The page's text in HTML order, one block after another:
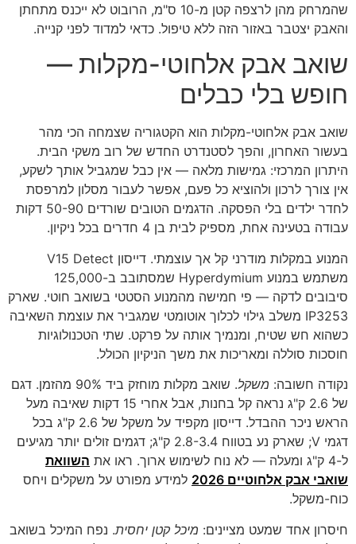
שהמרחק מהן לרצפה קטן מ-10 ס"מ, הרובוט לא ייכנס מתחתן
והאבק יצטבר באזור הזה ללא טיפול. כדאי למדוד לפני קנייה.
שואב אבק אלחוטי-מקלות —
חופש בלי כבלים
שואב אבק אלחוטי-מקלות הוא הקטגוריה שצמחה הכי מהר
בעשור האחרון, והפך לסטנדרט החדש של רוב משקי הבית.
היתרון המרכזי: גמישות מלאה — אין כבל שמגביל אותך לשקע,
אין צורך לרכון ולהוציא כל פעם, אפשר לעבור מסלון למרפסת
לחדר ילדים בלי הפסקה. הדגמים הטובים שורדים 50-90 דקות
עבודה בטעינה אחת, מספיק לבית בן 4 חדרים בכל ניקיון.
המנוע במקלות מודרני קל אך עוצמתי. דייסון V15 Detect
משתמש במנוע Hyperdymium שמסתובב ב-125,000
סיבובים לדקה — פי חמישה מהמנוע הסטטי בשואב חוטי. שארק
IP3253 משלב גילוי לכלוך אוטומטי שמגביר את עוצמת השאיבה
כשהוא חש שטיח, ומנמיך אותה על פרקט. שתי הטכנולוגיות
חוסכות סוללה ומאריכות את משך הניקיון הכולל.
נקודה חשובה: משקל
. שואב מקלות מוחזק ביד 90% מהזמן. דגם
של 2.6 ק"ג נראה קל בחנות, אבל אחרי 15 דקות שאיבה מעל
הראש ניכר ההבדל. דייסון מקפיד על משקל של 2.6 ק"ג בכל
דגמי V; שארק נע בטווח 2.8-3.4 ק"ג; דגמים זולים יותר מגיעים
ל-4 ק"ג ומעלה — לא נוח לשימוש ארוך. ראו את
השוואת
שואבי אבק אלחוטיים 2026
למידע מפורט על משקלים ויחס
כוח-משקל.
חיסרון אחד שמעט מציינים: מיכל קטן יחסית. נפח המיכל בשואב